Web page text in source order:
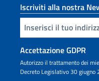
Iscriviti alla nostra
Inserisci la tua email
Accettazione GDPR
Autorizzo il trattamento dei
Decreto Legislativo 30